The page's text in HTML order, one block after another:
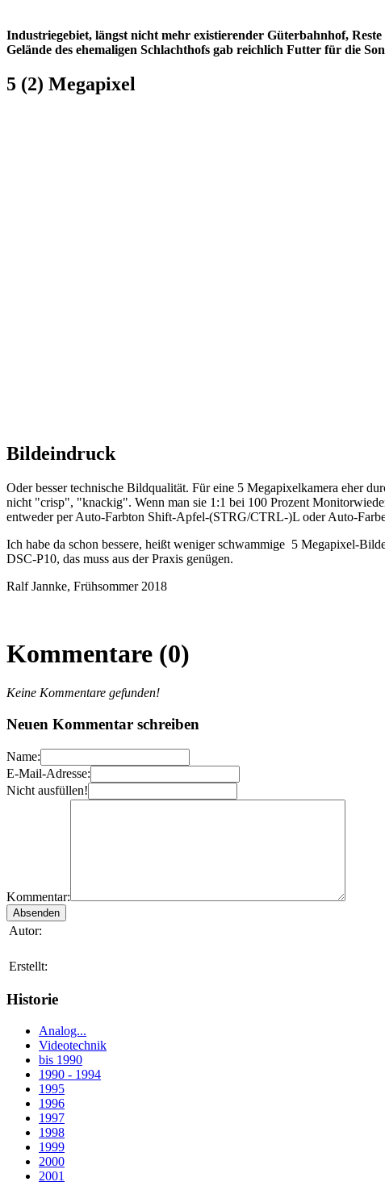
Industriegebiet, längst nicht mehr existierender Güterbahnhof,
Gelände des ehemaligen Schlachthofs gab reichlich Futter für die
5 (2) Megapixel
Bildeindruck
Oder besser technische Bildqualität. Für eine 5 Megapixelkamera eher
nicht "crisp", "knackig". Wenn man sie 1:1 bei 100 Prozent
entweder per Auto-Farbton Shift-Apfel-(STRG/CTRL-)L oder Auto-
Ich habe da schon bessere, heißt weniger schwammige 5 Megapixel-
DSC-P10, das muss aus der Praxis genügen.
Ralf Jannke, Frühsommer 2018
Kommentare (0)
Keine Kommentare gefunden!
Neuen Kommentar schreiben
Name:
E-Mail-Adresse:
Nicht ausfüllen!
Kommentar:
Autor:
Erstellt:
Historie
Analog...
Videotechnik
bis 1990
1990 - 1994
1995
1996
1997
1998
1999
2000
2001